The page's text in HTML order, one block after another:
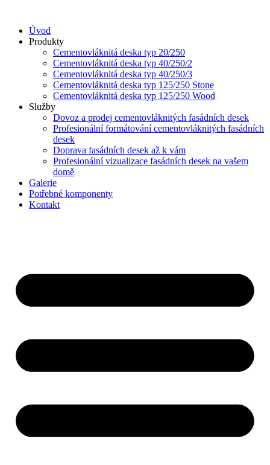
obsahuÚvod
Produkty
Cementovláknitá deska typ 20/250
Cementovláknitá deska typ 40/250/2
Cementovláknitá deska typ 40/250/3
Cementovláknitá deska typ 125/250 Stone
Cementovláknitá deska typ 125/250 Wood
Služby
Dovoz a prodej cementovláknitých fasádních desek
Profesionální formátování cementovláknitých fasádních
desek
Doprava fasádních desek až k vám
Profesionální vizualizace fasádních desek na vašem
domě
Galerie
Potřebné komponenty
Kontakt